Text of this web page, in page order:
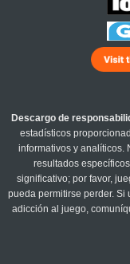
Descargo de
estadísticos
informativos y analíticos.
resultados
significativo; por favor,
pueda permitirse perder.
adicción al juego,